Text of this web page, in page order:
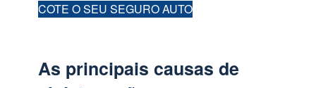
COTE O SEU SEGURO AUTO
As principais causas de